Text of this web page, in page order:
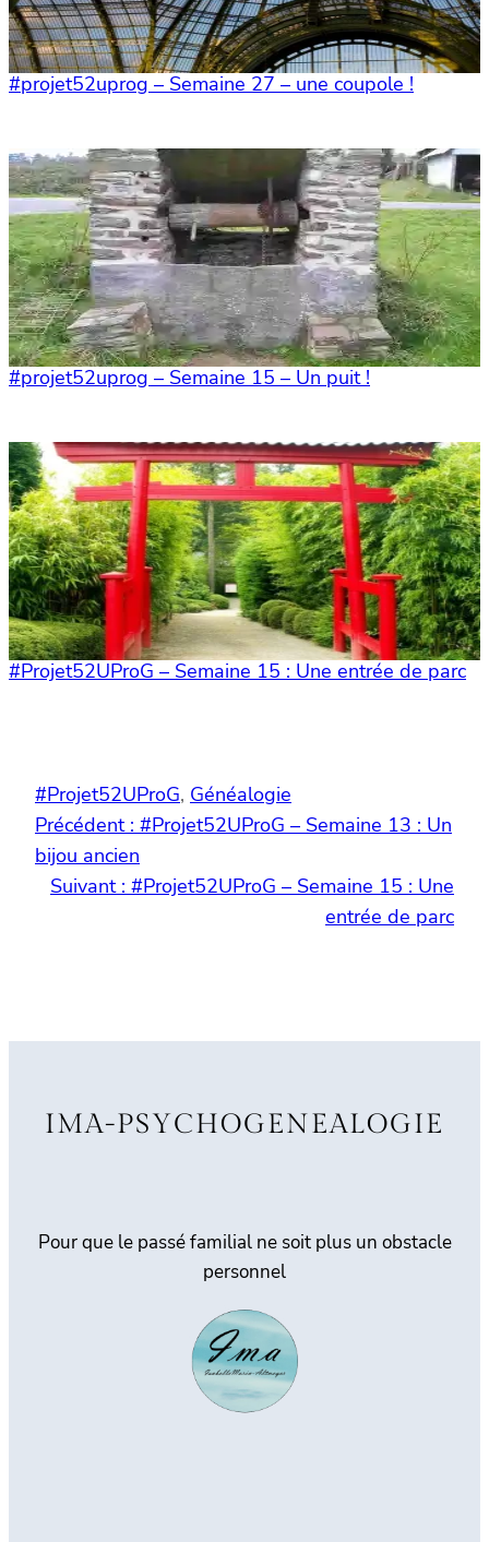
#projet52uprog – Semaine 27 – une coupole !
#projet52uprog – Semaine 15 – Un puit !
#Projet52UProG – Semaine 15 : Une entrée de parc
#Projet52UProG, Généalogie
Précédent : #Projet52UProG – Semaine 13 : Un
bijou ancien
Suivant : #Projet52UProG – Semaine 15 : Une
entrée de parc
IMA-PSYCHOGENEALOGIE
Pour que le passé familial ne soit plus un obstacle
personnel